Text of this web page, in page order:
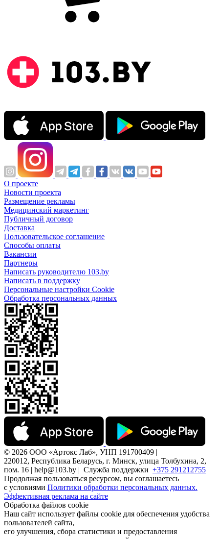
О проекте
Новости проекта
Размещение рекламы
Медицинский маркетинг
Публичный договор
Доставка
Пользовательское соглашение
Способы оплаты
Вакансии
Партнеры
Написать руководителю 103.by
Написать в поддержку
Персональные настройки Cookie
Обработка персональных данных
© 2026 ООО «Артокс Лаб», УНП 191700409 |
220012, Республика Беларусь, г. Минск, улица Толбухина, 2,
пом. 16 | help@103.by | Служба поддержки +375 291212755
Продолжая пользоваться ресурсом, вы соглашаетесь
с условиями Политики обработки персональных данных.
Эффективная реклама на сайте
Обработка файлов cookie
Наш сайт использует файлы cookie для обеспечения удобства
пользователей сайта,
его улучшения, сбора статистики и предоставления